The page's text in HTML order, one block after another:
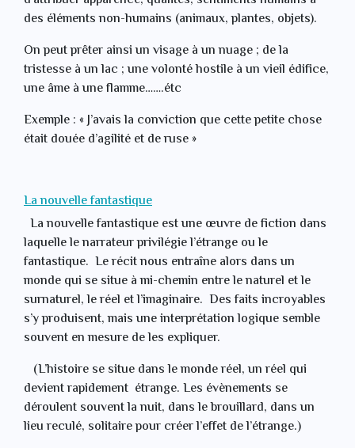
des éléments non-humains (animaux, plantes, objets).
On peut prêter ainsi un visage à un nuage ; de la
tristesse à un lac ; une volonté hostile à un vieil édifice,
une âme à une flamme…….étc
Exemple : « J’avais la conviction que cette petite chose
était douée d’agilité et de ruse »
La nouvelle fantastique
La nouvelle fantastique est une œuvre de fiction dans
laquelle le narrateur privilégie l’étrange ou le
fantastique. Le récit nous entraîne alors dans un
monde qui se situe à mi-chemin entre le naturel et le
surnaturel, le réel et l’imaginaire. Des faits incroyables
s’y produisent, mais une interprétation logique semble
souvent en mesure de les expliquer.
(L’histoire se situe dans le monde réel, un réel qui
devient rapidement étrange. Les évènements se
déroulent souvent la nuit, dans le brouillard, dans un
lieu reculé, solitaire pour créer l’effet de l’étrange.)